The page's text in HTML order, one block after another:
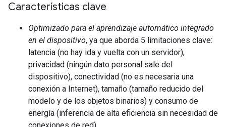
Características clave
Optimizado para el aprendizaje automático integrado
en el dispositivo, ya que aborda 5 limitaciones clave:
latencia (no hay ida y vuelta con un servidor),
privacidad (ningún dato personal sale del
dispositivo), conectividad (no es necesaria una
conexión a Internet), tamaño (tamaño reducido del
modelo y de los objetos binarios) y consumo de
energía (inferencia de alta eficiencia sin necesidad de